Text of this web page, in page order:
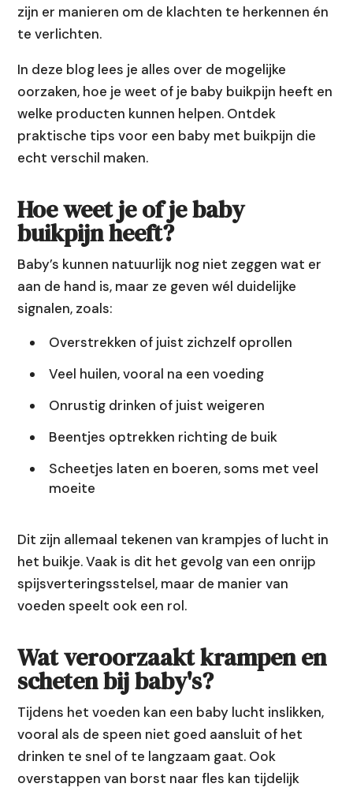
zijn er manieren om de klachten te herkennen én
te verlichten.
In deze blog lees je alles over de mogelijke
oorzaken, hoe je weet of je baby buikpijn heeft en
welke producten kunnen helpen. Ontdek
praktische tips voor een baby met buikpijn die
echt verschil maken.
Hoe weet je of je baby
buikpijn heeft?
Baby’s kunnen natuurlijk nog niet zeggen wat er
aan de hand is, maar ze geven wél duidelijke
signalen, zoals:
Overstrekken of juist zichzelf oprollen
Veel huilen, vooral na een voeding
Onrustig drinken of juist weigeren
Beentjes optrekken richting de buik
Scheetjes laten en boeren, soms met veel
moeite
Dit zijn allemaal tekenen van krampjes of lucht in
het buikje. Vaak is dit het gevolg van een onrijp
spijsverteringsstelsel, maar de manier van
voeden speelt ook een rol.
Wat veroorzaakt krampen en
scheten bij baby's?
Tijdens het voeden kan een baby lucht inslikken,
vooral als de speen niet goed aansluit of het
drinken te snel of te langzaam gaat. Ook
overstappen van borst naar fles kan tijdelijk